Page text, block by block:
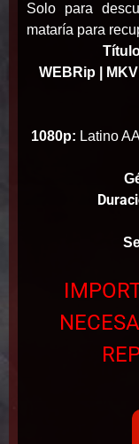
Solo para
mataría para
WEBRip
|
1080p: Latino